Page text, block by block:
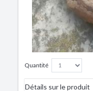
Quantité
Détails sur le produit